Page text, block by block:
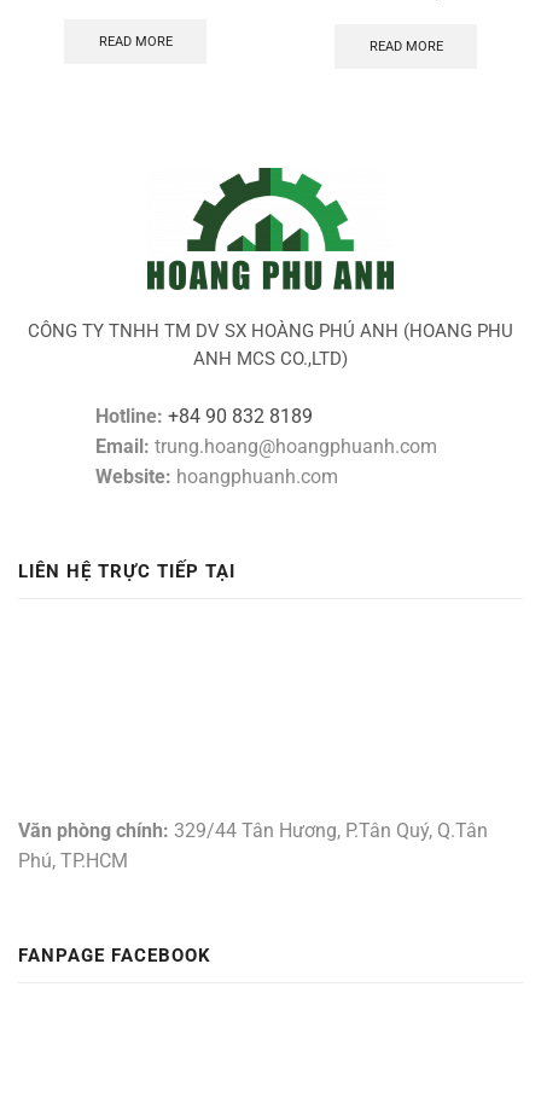
READ MORE READ MORE
CÔNG TY TNHH TM DV SX HOÀNG PHÚ ANH (HOANG PHU
ANH MCS CO.,LTD)
Hotline: +84 90 832 8189
Email: trung.hoang@hoangphuanh.com
Website: hoangphuanh.com
LIÊN HỆ TRỰC TIẾP TẠI
Văn phòng chính: 329/44 Tân Hương, P.Tân Quý, Q.Tân
Phú, TP.HCM
FANPAGE FACEBOOK